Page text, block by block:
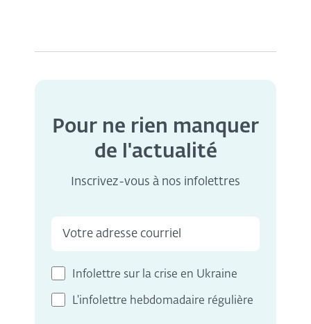
Pour ne rien manquer
de l'actualité
Inscrivez-vous à nos infolettres
Infolettre sur la crise en Ukraine
L'infolettre hebdomadaire régulière